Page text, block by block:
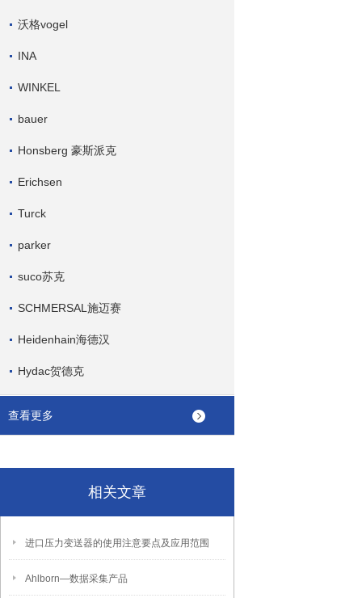
沃格vogel
INA
WINKEL
bauer
Honsberg 豪斯派克
Erichsen
Turck
parker
suco苏克
SCHMERSAL施迈赛
Heidenhain海德汉
Hydac贺德克
查看更多
相关文章
进口压力变送器的使用注意要点及应用范围
Ahlborn―数据采集产品